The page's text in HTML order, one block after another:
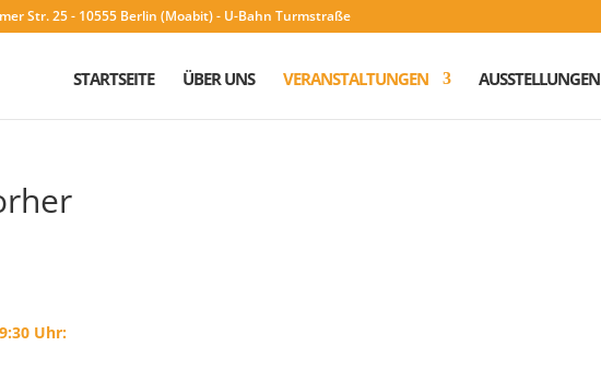
Str. 25 - 10555 Berlin (Moabit) - U-Bahn Turmstraße
STARTSEITE ÜBER UNS VERANSTALTUNGEN AUSSTELLUNGEN
Uhr: